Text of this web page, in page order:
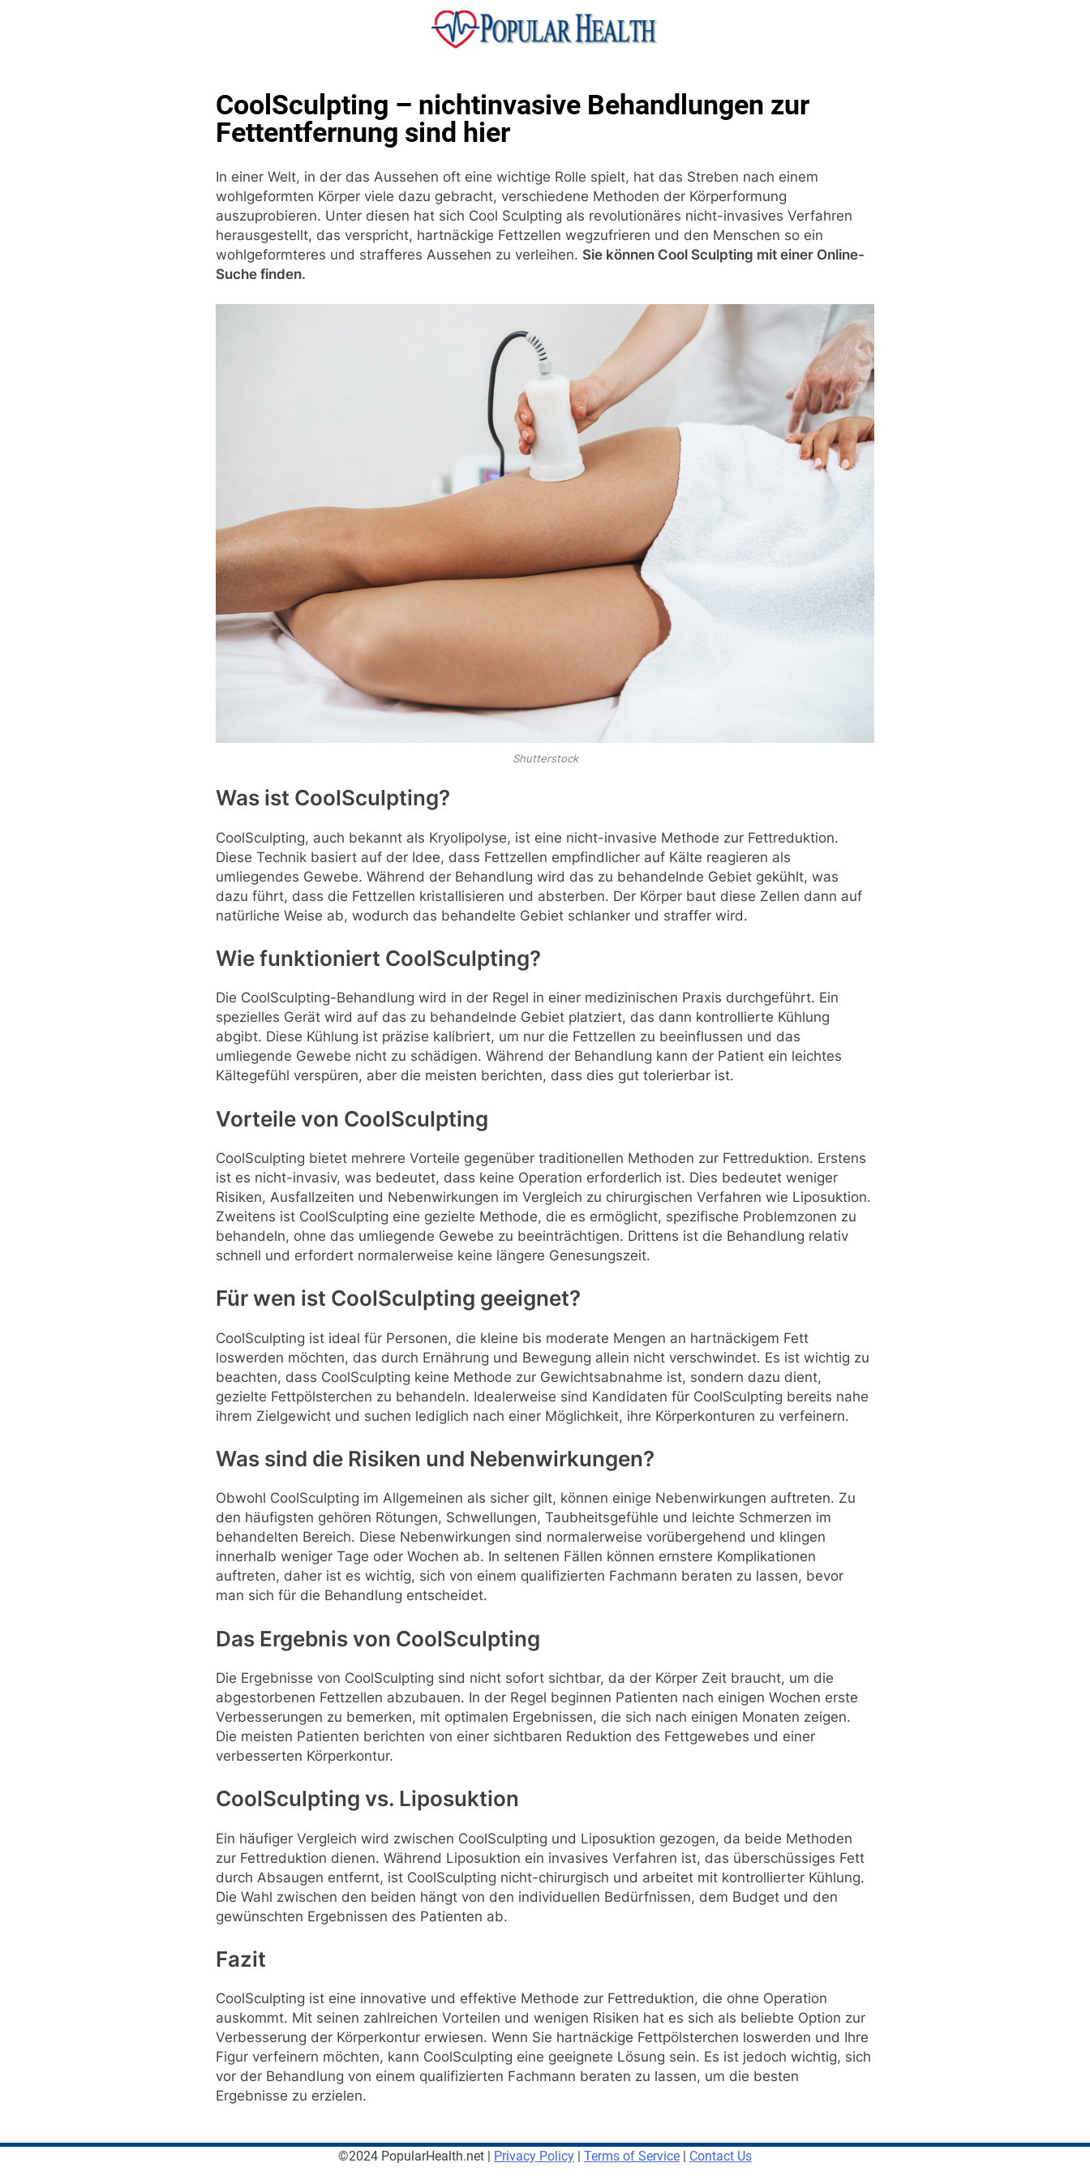
CoolSculpting – nichtinvasive Behandlungen zur
Fettentfernung sind hier
In einer Welt, in der das Aussehen oft eine wichtige Rolle spielt, hat das Streben nach einem
wohlgeformten Körper viele dazu gebracht, verschiedene Methoden der Körperformung
auszuprobieren. Unter diesen hat sich Cool Sculpting als revolutionäres nicht-invasives Verfahren
herausgestellt, das verspricht, hartnäckige Fettzellen wegzufrieren und den Menschen so ein
wohlgeformteres und strafferes Aussehen zu verleihen. Sie können Cool Sculpting mit einer Online-
Suche finden.
Shutterstock
Was ist CoolSculpting?
CoolSculpting, auch bekannt als Kryolipolyse, ist eine nicht-invasive Methode zur Fettreduktion.
Diese Technik basiert auf der Idee, dass Fettzellen empfindlicher auf Kälte reagieren als
umliegendes Gewebe. Während der Behandlung wird das zu behandelnde Gebiet gekühlt, was
dazu führt, dass die Fettzellen kristallisieren und absterben. Der Körper baut diese Zellen dann auf
natürliche Weise ab, wodurch das behandelte Gebiet schlanker und straffer wird.
Wie funktioniert CoolSculpting?
Die CoolSculpting-Behandlung wird in der Regel in einer medizinischen Praxis durchgeführt. Ein
spezielles Gerät wird auf das zu behandelnde Gebiet platziert, das dann kontrollierte Kühlung
abgibt. Diese Kühlung ist präzise kalibriert, um nur die Fettzellen zu beeinflussen und das
umliegende Gewebe nicht zu schädigen. Während der Behandlung kann der Patient ein leichtes
Kältegefühl verspüren, aber die meisten berichten, dass dies gut tolerierbar ist.
Vorteile von CoolSculpting
CoolSculpting bietet mehrere Vorteile gegenüber traditionellen Methoden zur Fettreduktion. Erstens
ist es nicht-invasiv, was bedeutet, dass keine Operation erforderlich ist. Dies bedeutet weniger
Risiken, Ausfallzeiten und Nebenwirkungen im Vergleich zu chirurgischen Verfahren wie Liposuktion.
Zweitens ist CoolSculpting eine gezielte Methode, die es ermöglicht, spezifische Problemzonen zu
behandeln, ohne das umliegende Gewebe zu beeinträchtigen. Drittens ist die Behandlung relativ
schnell und erfordert normalerweise keine längere Genesungszeit.
Für wen ist CoolSculpting geeignet?
CoolSculpting ist ideal für Personen, die kleine bis moderate Mengen an hartnäckigem Fett
loswerden möchten, das durch Ernährung und Bewegung allein nicht verschwindet. Es ist wichtig zu
beachten, dass CoolSculpting keine Methode zur Gewichtsabnahme ist, sondern dazu dient,
gezielte Fettpölsterchen zu behandeln. Idealerweise sind Kandidaten für CoolSculpting bereits nahe
ihrem Zielgewicht und suchen lediglich nach einer Möglichkeit, ihre Körperkonturen zu verfeinern.
Was sind die Risiken und Nebenwirkungen?
Obwohl CoolSculpting im Allgemeinen als sicher gilt, können einige Nebenwirkungen auftreten. Zu
den häufigsten gehören Rötungen, Schwellungen, Taubheitsgefühle und leichte Schmerzen im
behandelten Bereich. Diese Nebenwirkungen sind normalerweise vorübergehend und klingen
innerhalb weniger Tage oder Wochen ab. In seltenen Fällen können ernstere Komplikationen
auftreten, daher ist es wichtig, sich von einem qualifizierten Fachmann beraten zu lassen, bevor
man sich für die Behandlung entscheidet.
Das Ergebnis von CoolSculpting
Die Ergebnisse von CoolSculpting sind nicht sofort sichtbar, da der Körper Zeit braucht, um die
abgestorbenen Fettzellen abzubauen. In der Regel beginnen Patienten nach einigen Wochen erste
Verbesserungen zu bemerken, mit optimalen Ergebnissen, die sich nach einigen Monaten zeigen.
Die meisten Patienten berichten von einer sichtbaren Reduktion des Fettgewebes und einer
verbesserten Körperkontur.
CoolSculpting vs. Liposuktion
Ein häufiger Vergleich wird zwischen CoolSculpting und Liposuktion gezogen, da beide Methoden
zur Fettreduktion dienen. Während Liposuktion ein invasives Verfahren ist, das überschüssiges Fett
durch Absaugen entfernt, ist CoolSculpting nicht-chirurgisch und arbeitet mit kontrollierter Kühlung.
Die Wahl zwischen den beiden hängt von den individuellen Bedürfnissen, dem Budget und den
gewünschten Ergebnissen des Patienten ab.
Fazit
CoolSculpting ist eine innovative und effektive Methode zur Fettreduktion, die ohne Operation
auskommt. Mit seinen zahlreichen Vorteilen und wenigen Risiken hat es sich als beliebte Option zur
Verbesserung der Körperkontur erwiesen. Wenn Sie hartnäckige Fettpölsterchen loswerden und Ihre
Figur verfeinern möchten, kann CoolSculpting eine geeignete Lösung sein. Es ist jedoch wichtig, sich
vor der Behandlung von einem qualifizierten Fachmann beraten zu lassen, um die besten
Ergebnisse zu erzielen.
©2024 PopularHealth.net | Privacy Policy | Terms of Service | Contact Us